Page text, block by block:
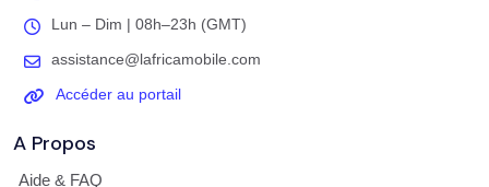
Lun – Dim | 08h–23h (GMT)
assistance@lafricamobile.com
Accéder au portail
A Propos
Aide & FAQ